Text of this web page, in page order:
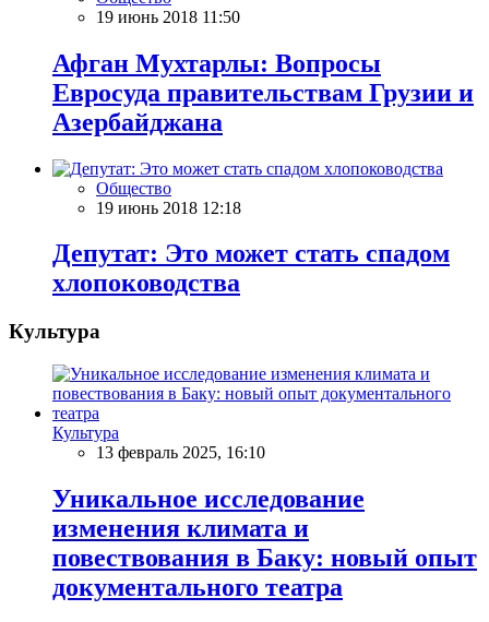
19 июнь 2018 11:50
Афган Мухтарлы: Вопросы
Евросуда правительствам Грузии и
Азербайджана
Общество
19 июнь 2018 12:18
Дeпутат: Это может стать спадом
хлопоководства
Культура
Культура
13 февраль 2025, 16:10
Уникальное исследование
изменения климата и
повествования в Баку: новый опыт
документального театра